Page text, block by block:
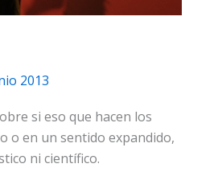
2013
si eso que hacen los
o en un sentido expandido,
ni científico.